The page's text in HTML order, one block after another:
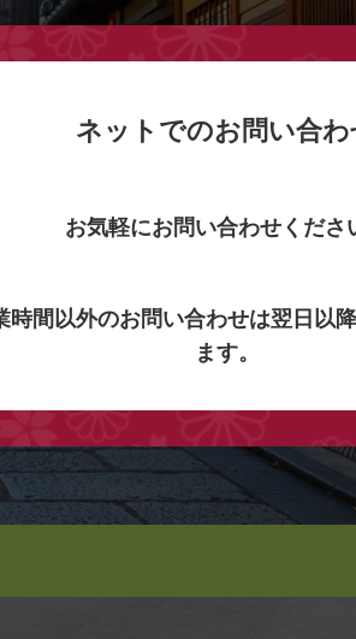
ネットでのお問い合わ
お気軽にお問い合わせくださ
時間以外のお問い合わせは翌日以
ます。